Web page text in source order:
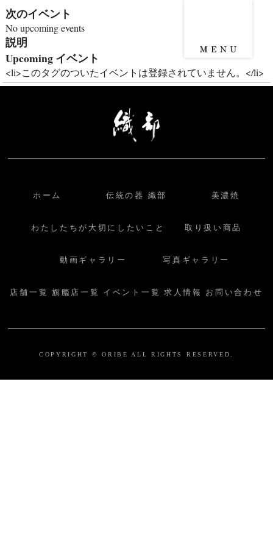
次のイベント
No upcoming events
説明
Upcoming イベント
<li>このタグのついたイベントは登録されていません。</li>
ホーム 伝統の器 織部 美濃焼
わたしたちが大切にしたいこと 取り扱い商品
動画ギャラリー 写真ギャラリー
店舗一覧 旗艦店一覧 イベント一覧 求人情報 お問い合わせ
COPYRIGHT © ORIBE ALL RIGHTS RESERVED.